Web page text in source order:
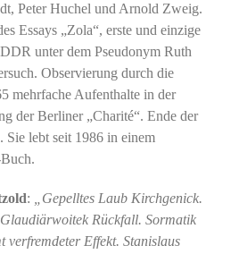
Peter Huchel und Arnold Zweig.
Essays „Zola“, erste und einzige
unter dem Pseudonym Ruth
Observierung durch die
mehrfache Aufenthalte in der
der Berliner „Charité“. Ende der
Sie lebt seit 1986 in einem
:
„Gepelltes Laub Kirchgenick.
Rückfall. Sormatik
verfremdeter Effekt. Stanislaus